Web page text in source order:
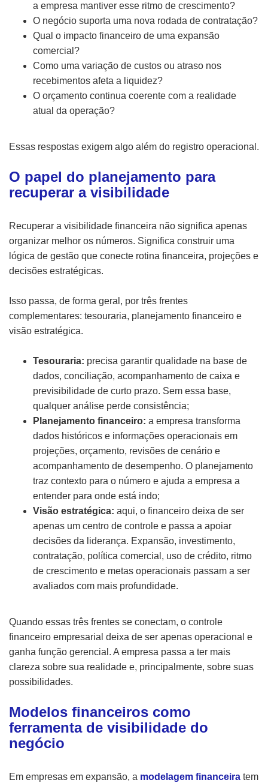
a empresa mantiver esse ritmo de crescimento?
O negócio suporta uma nova rodada de contratação?
Qual o impacto financeiro de uma expansão
comercial?
Como uma variação de custos ou atraso nos
recebimentos afeta a liquidez?
O orçamento continua coerente com a realidade
atual da operação?
Essas respostas exigem algo além do registro operacional.
O papel do planejamento para
recuperar a visibilidade
Recuperar a visibilidade financeira não significa apenas
organizar melhor os números. Significa construir uma
lógica de gestão que conecte rotina financeira, projeções e
decisões estratégicas.
Isso passa, de forma geral, por três frentes
complementares: tesouraria, planejamento financeiro e
visão estratégica.
Tesouraria: precisa garantir qualidade na base de
dados, conciliação, acompanhamento de caixa e
previsibilidade de curto prazo. Sem essa base,
qualquer análise perde consistência;
Planejamento financeiro: a empresa transforma
dados históricos e informações operacionais em
projeções, orçamento, revisões de cenário e
acompanhamento de desempenho. O planejamento
traz contexto para o número e ajuda a empresa a
entender para onde está indo;
Visão estratégica: aqui, o financeiro deixa de ser
apenas um centro de controle e passa a apoiar
decisões da liderança. Expansão, investimento,
contratação, política comercial, uso de crédito, ritmo
de crescimento e metas operacionais passam a ser
avaliados com mais profundidade.
Quando essas três frentes se conectam, o controle
financeiro empresarial deixa de ser apenas operacional e
ganha função gerencial. A empresa passa a ter mais
clareza sobre sua realidade e, principalmente, sobre suas
possibilidades.
Modelos financeiros como
ferramenta de visibilidade do
negócio
Em empresas em expansão, a modelagem financeira tem